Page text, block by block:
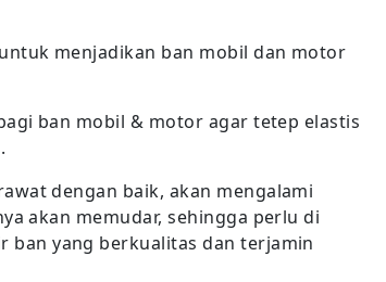
menjadikan ban mobil dan motor
ban mobil & motor agar tetep elastis
dengan baik, akan mengalami
akan memudar, sehingga perlu di
ban yang berkualitas dan terjamin